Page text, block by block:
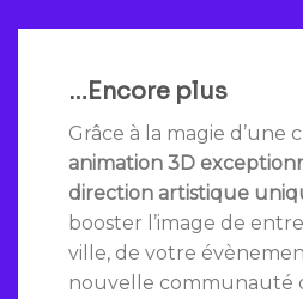
…Encore plus
Grâce à la magie d’une
animation 3D
direction artistique
booster l’image de
ville, de votre
nouvelle communauté